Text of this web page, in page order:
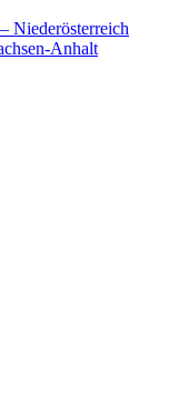
Niederösterreich
Anhalt